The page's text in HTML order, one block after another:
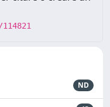
ND